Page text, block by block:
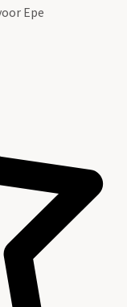
Epe